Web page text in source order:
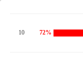
10
72%